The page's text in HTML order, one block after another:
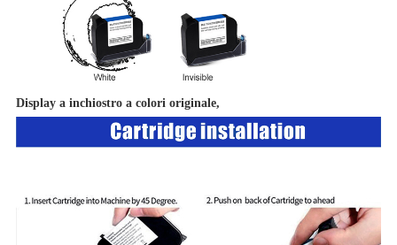
Display a inchiostro a colori originale,